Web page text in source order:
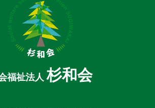
福祉法人杉和会